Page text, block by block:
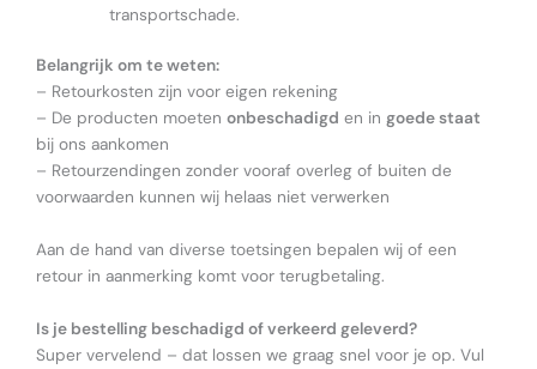
transportschade.
Belangrijk om te weten:
– Retourkosten zijn voor eigen rekening
– De producten moeten onbeschadigd en in goede staat
bij ons aankomen
– Retourzendingen zonder vooraf overleg of buiten de
voorwaarden kunnen wij helaas niet verwerken
Aan de hand van diverse toetsingen bepalen wij of een
retour in aanmerking komt voor terugbetaling.
Is je bestelling beschadigd of verkeerd geleverd?
Super vervelend – dat lossen we graag snel voor je op. Vul